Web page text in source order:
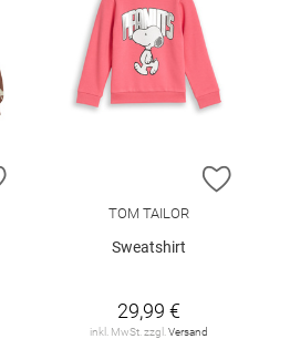
ZUR WUNSCHLISTE HINZUFÜGEN
ZUR
TOM TAILOR
Sweatshirt
29,99 €
inkl. MwSt. zzgl. Versand